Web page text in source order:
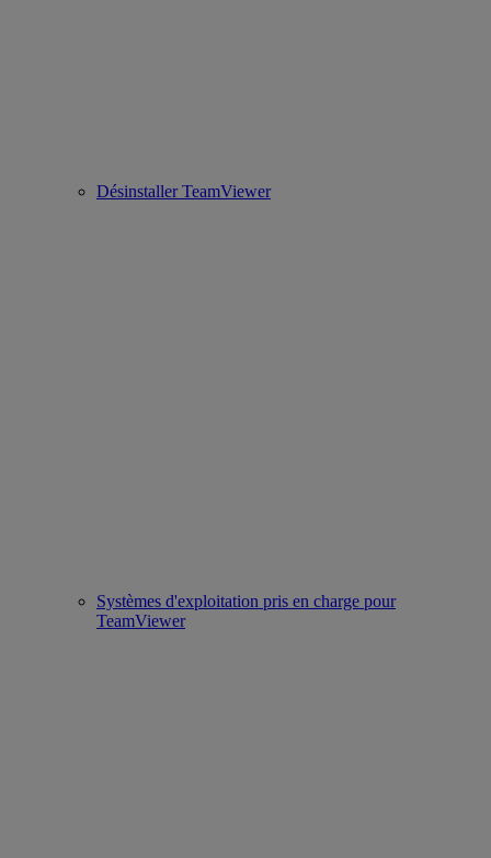
Désinstaller TeamViewer
Systèmes d'exploitation pris en charge pour
TeamViewer